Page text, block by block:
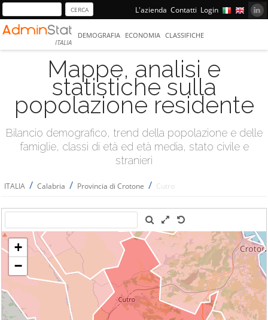
L'azienda Contatti Login
ITALIA
DEMOGRAFIA ECONOMIA CLASSIFICHE
Mappe, analisi e
statistiche sulla
popolazione residente
Bilancio demografico, trend della popolazione e delle
famiglie, classi di età ed età media, stato civile e
stranieri
ITALIA / Calabria / Provincia di Crotone / Cutro